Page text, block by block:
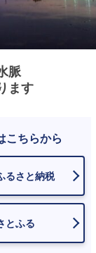
脈
ます
こちらから
るさと納税
とふる